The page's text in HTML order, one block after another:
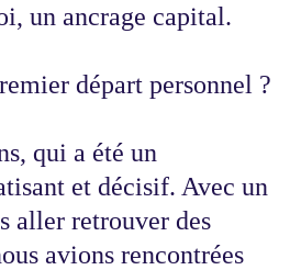
un ancrage capital.
départ personnel ?
qui a été un
et décisif. Avec un
aller retrouver des
avions rencontrées